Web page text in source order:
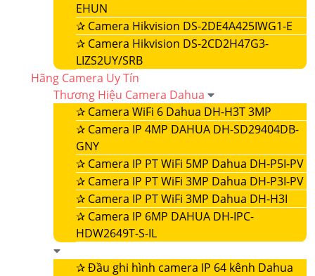
EHUN
✰ Camera Hikvision DS-2DE4A425IWG1-E
✰ Camera Hikvision DS-2CD2H47G3-
LIZS2UY/SRB
Hãng Camera Uy Tín
Thương Hiệu Camera Dahua
✰ Camera WiFi 6 Dahua DH-H3T 3MP
✰ Camera IP 4MP DAHUA DH-SD29404DB-
GNY
✰ Camera IP PT WiFi 5MP Dahua DH-P5I-PV
✰ Camera IP PT WiFi 3MP Dahua DH-P3I-PV
✰ Camera IP PT WiFi 3MP Dahua DH-H3I
✰ Camera IP 6MP DAHUA DH-IPC-
HDW2649T-S-IL
✰Đầu ghi hình camera IP 64 kênh Dahua